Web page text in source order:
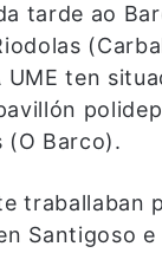
tarde ao
UME ten
(O Barco).
traballaban
Santigoso e